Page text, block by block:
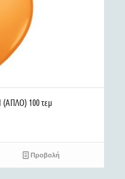
100 τεμ
Προβολή